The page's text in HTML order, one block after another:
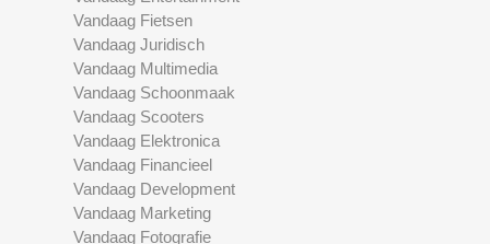
Vandaag Fietsen
Vandaag Juridisch
Vandaag Multimedia
Vandaag Schoonmaak
Vandaag Scooters
Vandaag Elektronica
Vandaag Financieel
Vandaag Development
Vandaag Marketing
Vandaag Fotografie